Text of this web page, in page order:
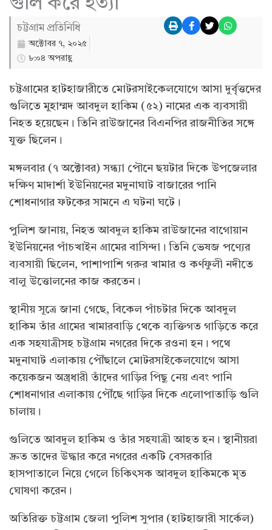
গুলি করে হত্যা
চট্টগ্রাম প্রতিনিধি
অক্টোবর ৭, ২০২৫
৮:০৪ অপরাহ্ণ
চট্টগ্রামের হাটহাজারীতে মোটরসাইকেলযোগে আসা দুর্বৃত্তদের
গুলিতে মুহাম্মদ আবদুল হাকিম (৫২) নামের এক ব্যবসায়ী
নিহত হয়েছেন। তিনি রাউজানের বিএনপির রাজনীতির সঙ্গে
যুক্ত ছিলেন।
মঙ্গলবার (৭ অক্টোবর) সন্ধ্যা পৌনে ছয়টার দিকে উপজেলার
দক্ষিণ মাদার্শা ইউনিয়নের মদুনাঘাট বাজারের পানি
শোধনাগার ফটকের সামনে এ ঘটনা ঘটে।
পুলিশ জানায়, নিহত আবদুল হাকিম রাউজানের বাগোয়ান
ইউনিয়নের পাঁচখাইন গ্রামের বাসিন্দা। তিনি ভেষজ পণ্যের
ব্যবসায়ী ছিলেন, পাশাপাশি গরুর খামার ও কর্ণফুলী নদীতে
বালু উত্তোলনের কাজ করতেন।
স্থানীয় সূত্রে জানা গেছে, বিকেল পাঁচটার দিকে আবদুল
হাকিম তাঁর গ্রামের খামারবাড়ি থেকে ব্যক্তিগত গাড়িতে করে
এক সহযাত্রীসহ চট্টগ্রাম নগরের দিকে রওনা হন। পথে
মদুনাঘাট এলাকায় পৌঁছালে মোটরসাইকেলযোগে আসা
কয়েকজন অস্ত্রধারী তাঁদের গাড়ির পিছু নেয় এবং পানি
শোধনাগার এলাকায় পৌঁছে গাড়ির দিকে এলোপাতাড়ি গুলি
চালায়।
গুলিতে আবদুল হাকিম ও তাঁর সহযাত্রী আহত হন। স্থানীয়রা
দ্রুত তাদের উদ্ধার করে নগরের একটি বেসরকারি
হাসপাতালে নিয়ে গেলে চিকিৎসক আবদুল হাকিমকে মৃত
ঘোষণা করেন।
অতিরিক্ত চট্টগ্রাম জেলা পুলিশ সুপার (হাটহাজারী সার্কেল)